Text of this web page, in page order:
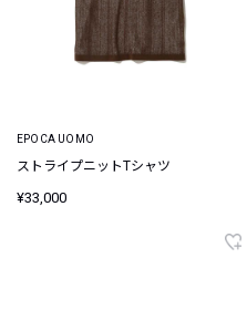
EPOCA UOMO
ストライプニットTシャツ
¥33,000